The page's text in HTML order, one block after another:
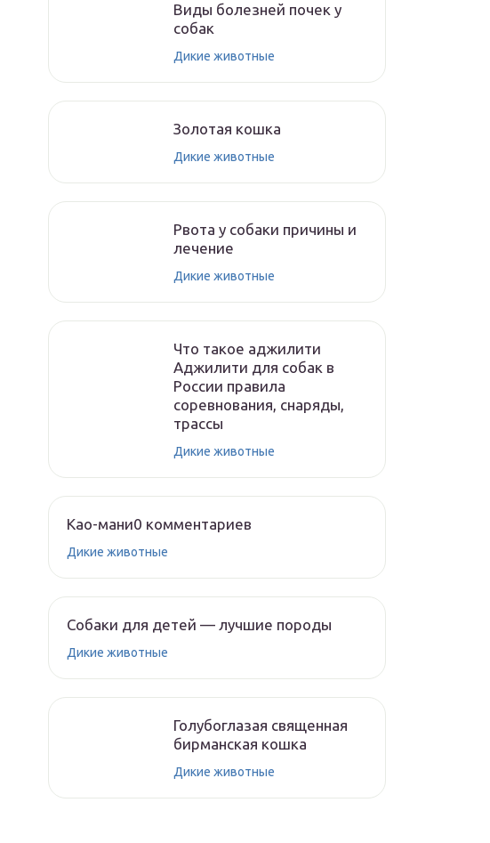
Виды болезней почек у
собак
Дикие животные
Золотая кошка
Дикие животные
Рвота у собаки причины и
лечение
Дикие животные
Что такое аджилити
Аджилити для собак в
России правила
соревнования, снаряды,
трассы
Дикие животные
Као-мани0 комментариев
Дикие животные
Собаки для детей — лучшие породы
Дикие животные
Голубоглазая священная
бирманская кошка
Дикие животные